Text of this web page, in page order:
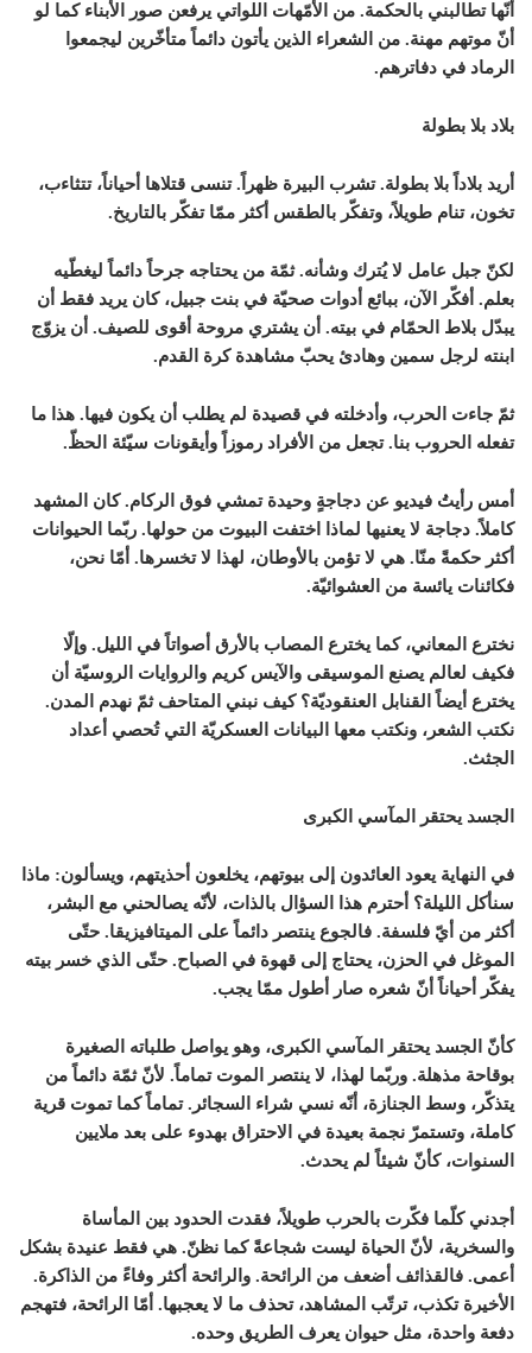
أنّها تطالبني بالحكمة. من الأمّهات اللواتي يرفعن صور الأبناء كما لو
أنّ موتهم مهنة. من الشعراء الذين يأتون دائماً متأخّرين ليجمعوا
الرماد في دفاترهم.
بلاد بلا بطولة
أريد بلاداً بلا بطولة. تشرب البيرة ظهراً. تنسى قتلاها أحياناً، تتثاءب،
تخون، تنام طويلاً، وتفكّر بالطقس أكثر ممّا تفكّر بالتاريخ.
لكنّ جبل عامل لا يُترك وشأنه. ثمّة من يحتاجه جرحاً دائماً ليغطّيه
بعلم. أفكّر الآن، ببائع أدوات صحيّة في بنت جبيل، كان يريد فقط أن
يبدّل بلاط الحمّام في بيته. أن يشتري مروحة أقوى للصيف. أن يزوّج
ابنته لرجل سمين وهادئ يحبّ مشاهدة كرة القدم.
ثمّ جاءت الحرب، وأدخلته في قصيدة لم يطلب أن يكون فيها. هذا ما
تفعله الحروب بنا. تجعل من الأفراد رموزاً وأيقونات سيّئة الحظّ.
أمس رأيتُ فيديو عن دجاجةٍ وحيدة تمشي فوق الركام. كان المشهد
كاملاً. دجاجة لا يعنيها لماذا اختفت البيوت من حولها. ربّما الحيوانات
أكثر حكمةً منّا. هي لا تؤمن بالأوطان، لهذا لا تخسرها. أمّا نحن،
فكائنات يائسة من العشوائيّة.
نخترع المعاني، كما يخترع المصاب بالأرق أصواتاً في الليل. وإلّا
فكيف لعالم يصنع الموسيقى والآيس كريم والروايات الروسيّة أن
يخترع أيضاً القنابل العنقوديّة؟ كيف نبني المتاحف ثمّ نهدم المدن.
نكتب الشعر، ونكتب معها البيانات العسكريّة التي تُحصي أعداد
الجثث.
الجسد يحتقر المآسي الكبرى
في النهاية يعود العائدون إلى بيوتهم، يخلعون أحذيتهم، ويسألون: ماذا
سنأكل الليلة؟ أحترم هذا السؤال بالذات، لأنّه يصالحني مع البشر،
أكثر من أيّ فلسفة. فالجوع ينتصر دائماً على الميتافيزيقا. حتّى
الموغل في الحزن، يحتاج إلى قهوة في الصباح. حتّى الذي خسر بيته
يفكّر أحياناً أنّ شعره صار أطول ممّا يجب.
كأنّ الجسد يحتقر المآسي الكبرى، وهو يواصل طلباته الصغيرة
بوقاحة مذهلة. وربّما لهذا، لا ينتصر الموت تماماً. لأنّ ثمّة دائماً من
يتذكّر، وسط الجنازة، أنّه نسي شراء السجائر. تماماً كما تموت قرية
كاملة، وتستمرّ نجمة بعيدة في الاحتراق بهدوء على بعد ملايين
السنوات، كأنّ شيئاً لم يحدث.
أجدني كلّما فكّرت بالحرب طويلاً، فقدت الحدود بين المأساة
والسخرية، لأنّ الحياة ليست شجاعةً كما نظنّ. هي فقط عنيدة بشكل
أعمى. فالقذائف أضعف من الرائحة. والرائحة أكثر وفاءً من الذاكرة.
الأخيرة تكذب، ترتّب المشاهد، تحذف ما لا يعجبها. أمّا الرائحة، فتهجم
دفعة واحدة، مثل حيوان يعرف الطريق وحده.